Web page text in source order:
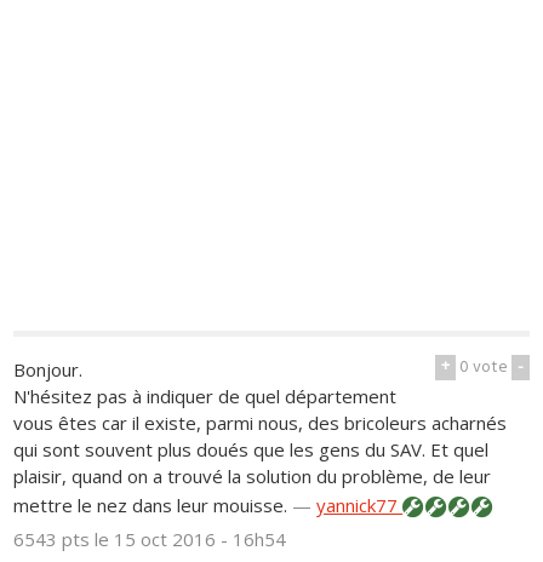
+ 0vote -
Bonjour.
N'hésitez pas à indiquer de quel département
vous êtes car il existe, parmi nous, des bricoleurs acharnés
qui sont souvent plus doués que les gens du SAV. Et quel
plaisir, quand on a trouvé la solution du problème, de leur
mettre le nez dans leur mouisse. —yannick77
6543 ptsle 15 oct 2016 - 16h54